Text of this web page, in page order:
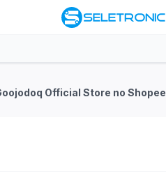
Official Store no Shopee